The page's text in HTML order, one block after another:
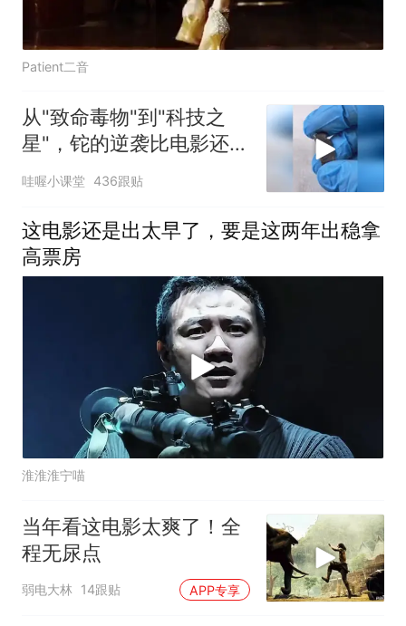
Patient二音
从"致命毒物"到"科技之
星"，铊的逆袭比电影还精
彩！
哇喔小课堂 436跟贴
这电影还是出太早了，要是这两年出稳拿
高票房
淮淮淮宁喵
当年看这电影太爽了！全
程无尿点
弱电大林 14跟贴 APP专享